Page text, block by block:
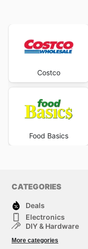
Costco
Food Basics
CATEGORIES
Deals
Electronics
DIY & Hardware
Kids
More categories